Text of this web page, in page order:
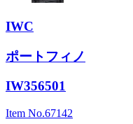
IWC
ポートフィノ
IW356501
Item No.67142